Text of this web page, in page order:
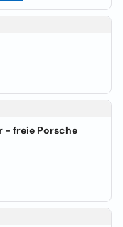
- freie Porsche